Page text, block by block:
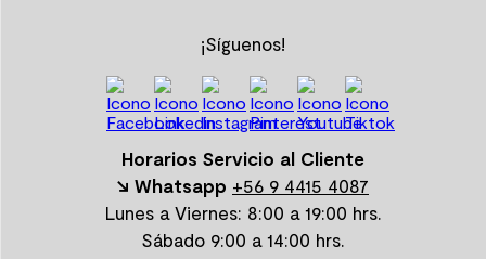
¡Síguenos!
Horarios Servicio al Cliente
↘ Whatsapp +56 9 4415 4087
Lunes a Viernes: 8:00 a 19:00 hrs.
Sábado 9:00 a 14:00 hrs.